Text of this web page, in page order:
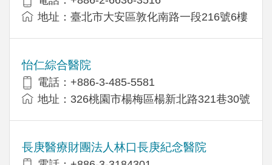
地址：臺北市大安區敦化南路一段216號6樓
怡仁綜合醫院
電話：+886-3-485-5581
地址：326桃園市楊梅區楊新北路321巷30號
長庚醫療財團法人林口長庚紀念醫院